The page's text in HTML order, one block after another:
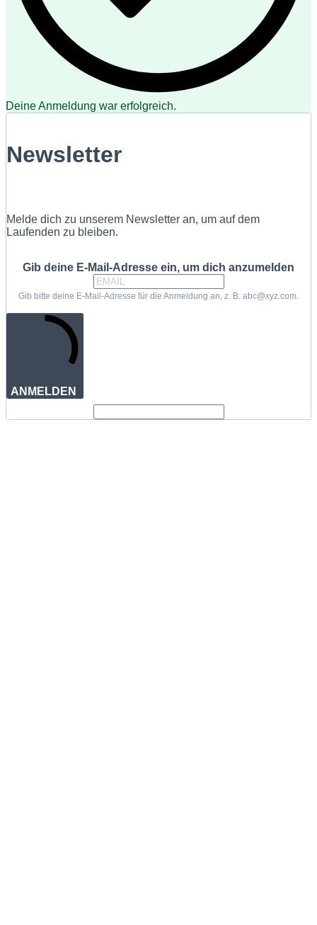
Deine Anmeldung war erfolgreich.
Newsletter
Melde dich zu unserem Newsletter an, um auf dem
Laufenden zu bleiben.
Gib deine E-Mail-Adresse ein, um dich anzumelden
Gib bitte deine E-Mail-Adresse für die Anmeldung an, z. B. abc@xyz.com.
ANMELDEN